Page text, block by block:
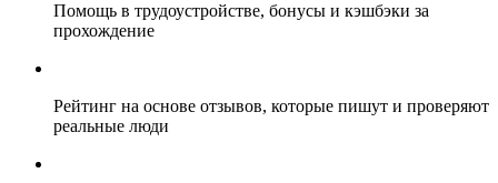
Помощь в трудоустройстве, бонусы и кэшбэки за
прохождение
Рейтинг на основе отзывов, которые пишут и проверяют
реальные люди